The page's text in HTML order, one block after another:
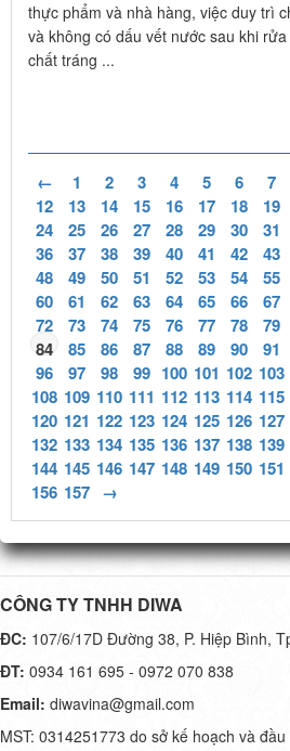
thực phẩm và nhà hàng, việc duy trì
và không có dấu vết nước sau khi
chất tráng ...
← 1 2 3 4 5 6 7
12
13 14 15 16 17 18 19
24
25 26 27 28 29 30 31
36
37 38 39 40 41 42 43
48
49 50 51 52 53 54 55
60
61 62 63 64 65 66 67
72
73 74 75 76 77 78 79
84
85 86 87 88 89 90 91
96
97 98 99 100 101 102 103
108 109 110 111 112 113 114 115
120 121 122 123 124 125 126 127
132 133 134 135 136 137 138 139
144 145 146 147 148 149 150 151
156 157 →
CÔNG TY TNHH DIWA
ĐC: 107/6/17D Đường 38, P. Hiệp Bình,
ĐT: 0934 161 695 - 0972 070 838
Email: diwavina@gmail.com
MST: 0314251773 do sở kế hoạch và